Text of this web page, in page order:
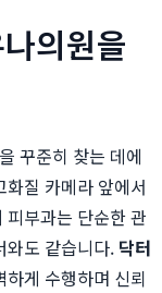
의원을
꾸준히 찾는 데에
질 카메라 앞에서
부과는 단순한 관
와도 같습니다. 닥터
게 수행하며 신뢰